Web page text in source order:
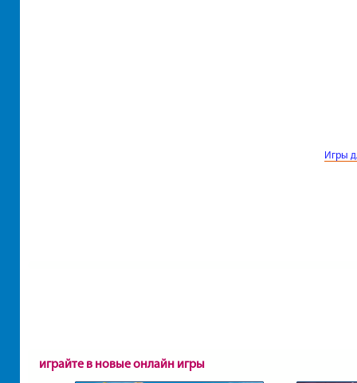
Игры
играйте в новые онлайн игры